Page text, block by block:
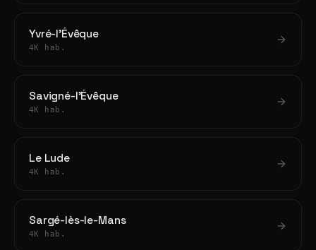
Yvré-l'Évêque
4K hab.
Savigné-l'Évêque
4K hab.
Le Lude
4K hab.
Sargé-lès-le-Mans
4K hab.